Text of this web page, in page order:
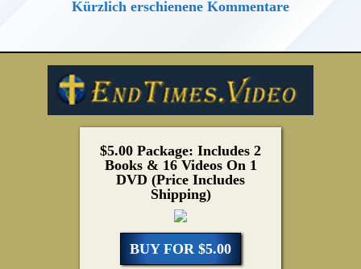
Kürzlich erschienene Kommentare
$5.00 Package: Includes 2
Books & 16 Videos On 1
DVD (Price Includes
Shipping)
BUY FOR $5.00